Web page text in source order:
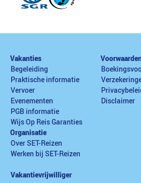
Vakanties
Begeleiding
Praktische informatie
Vervoer
Evenementen
PGB informatie
Wijs Op Reis Garanties
Disclaimer
Organisatie
Over SET-Reizen
Werken bij SET-Reizen
Vakantievrijwilliger